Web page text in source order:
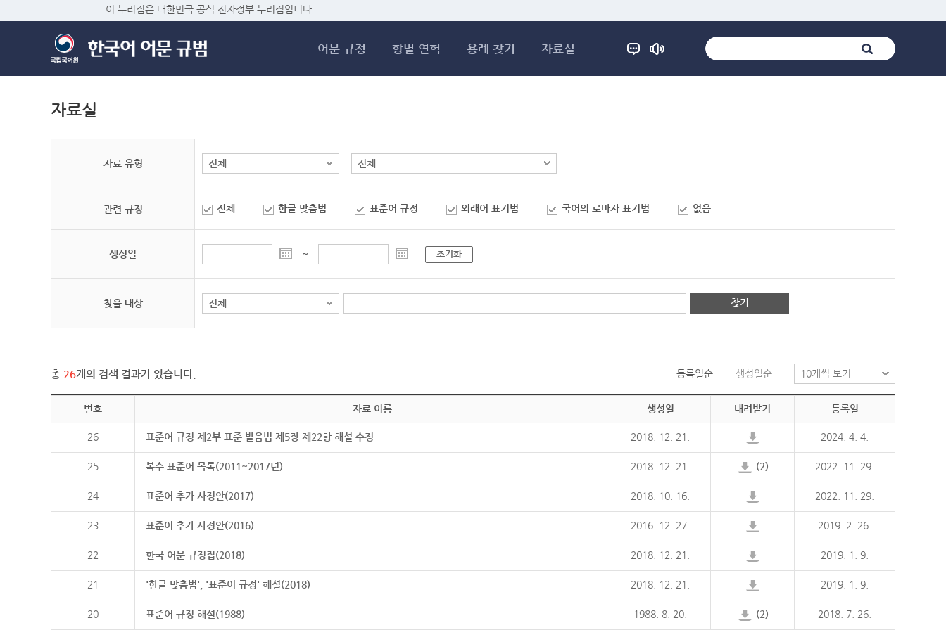
이 누리집은 대한민국 공식 전자정부 누리집입니다.
어문 규정 항별 연혁 용례 찾기 자료실
자료실
자료 유형
관련 규정 전체 한글 맞춤법 표준어 규정 외래어 표기법 국어의 로마자 표기법 없음
생성일 ~ 초기화
찾을 대상 찾기
총 26개의 검색 결과가 있습니다. 등록일순 생성일순
번호 자료 이름 생성일 내려받기 등록일
26 표준어 규정 제2부 표준 발음법 제5장 제22항 해설 수정 2018. 12. 21. 2024. 4. 4.
25 복수 표준어 목록(2011~2017년) 2018. 12. 21. (2) 2022. 11. 29.
24 표준어 추가 사정안(2017) 2018. 10. 16. 2022. 11. 29.
23 표준어 추가 사정안(2016) 2016. 12. 27. 2019. 2. 26.
22 한국 어문 규정집(2018) 2018. 12. 21. 2019. 1. 9.
21 '한글 맞춤법', '표준어 규정' 해설(2018) 2018. 12. 21. 2019. 1. 9.
20 표준어 규정 해설(1988) 1988. 8. 20. (2) 2018. 7. 26.